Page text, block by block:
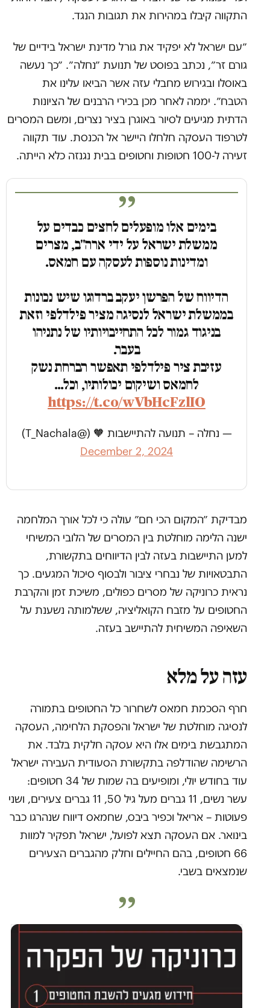
התקווה קיבלו במהירות את תגובות הנגד.
״עם ישראל לא יפקיד את גורל מדינת ישראל בידיים של
גורם זר״, נכתב בפוסט של תנועת ״נחלה״. ״כך נעשה
באוסלו ובגירוש מחבלי עזה אשר הביאו עלינו את
הטבח״. יממה לאחר מכן בכירי הרבנים של הציונות
הדתית מגיעים לסיור באוגרן בציר נצרים, ומשם המסרים
לטרפוד העסקה חלחלו היישר אל הכנסת. עוד תקווה
זעירה ל-100 חטופות וחטופים בבית נגנזה כלא הייתה.
בימים אלו מופעלים לחצים כבדים על
ממשלת ישראל על ידי ארה"ב, מצרים
ומדינות נוספות לעסקה עם חמאס.
הדיווח של הפרשן יעקב ברדוגו שיש נכונות
בממשלת ישראל לנסיגה מציר פילדלפי וזאת
בניגוד גמור לכל התחייבויותיו של נתניהו
בעבר.
עזיבת ציר פילדלפי תאפשר הברחת נשק
לחמאס ושיקום יכולותיו, וכל…
https://t.co/wVbHcFzlIO
— נחלה – תנועה להתיישבות 🧡 (@T_Nachala)
December 2, 2024
מבדיקת ״המקום הכי חם״ עולה כי לכל אורך המלחמה
ישנה הלימה מוחלטת בין המסרים של הלובי המשיחי
למען התיישבות בעזה לבין הדיווחים בתקשורת,
התבטאויות של נבחרי ציבור ולבסוף סיכול המגעים. כך
נראית כרוניקה של מסרים כפולים, משיכת זמן והקרבת
החטופים על מזבח הקואליציה, ששלמותה נשענת על
השאיפה המשיחית להתיישב בעזה.
עזה על מלא
חרף הסכמת חמאס לשחרור כל החטופים בתמורה
לנסיגה מוחלטת של ישראל והפסקת הלחימה, העסקה
המתגבשת בימים אלו היא עסקה חלקית בלבד. את
הרשימה שהודלפה בתקשורת הסעודית העבירה ישראל
עוד בחודש יולי, ומופיעים בה שמות של 34 חטופים:
עשר נשים, 11 גברים מעל גיל 50, 11 גברים צעירים, ושני
פעוטות – אריאל וכפיר ביבס, שחמאס דיווח שנהרגו כבר
בינואר. אם העסקה תצא לפועל, ישראל תפקיר למוות
66 חטופים, בהם החיילים וחלק מהגברים הצעירים
שנמצאים בשבי.